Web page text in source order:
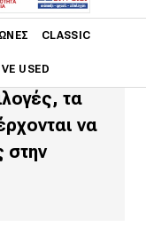
CLASSIC
USED
και μια
τα
να
στην